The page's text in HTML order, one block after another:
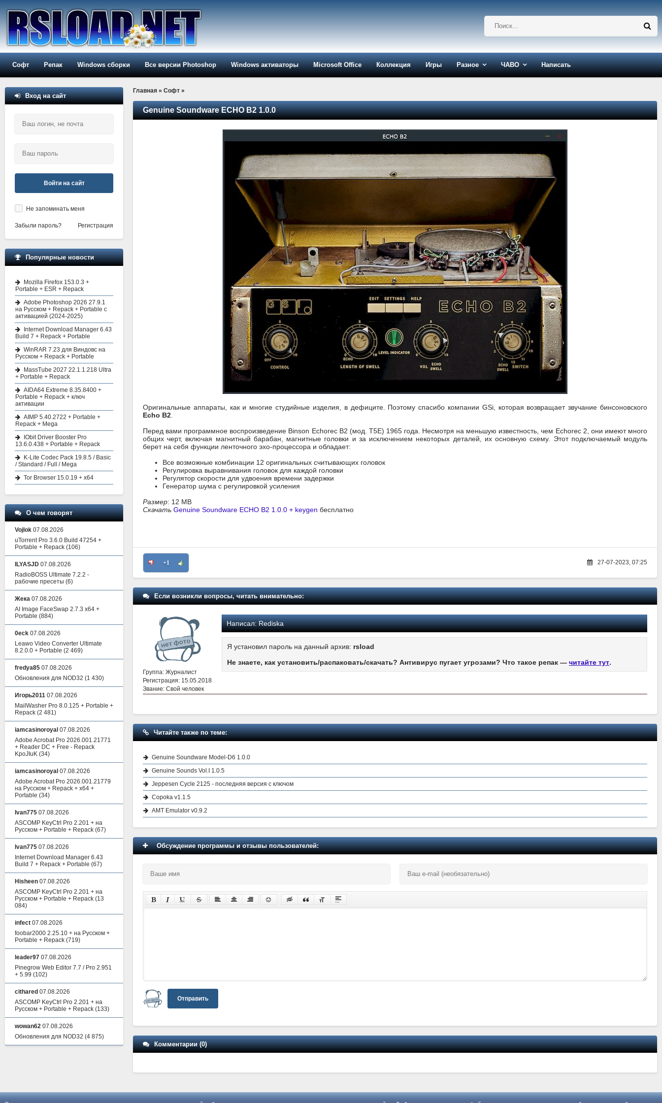
Софт Репак Windows сборки Все версии Photoshop Windows активаторы Microsoft Office Коллекция Игры Разное ЧАВО Написать
Главная » Софт »
Genuine Soundware ECHO B2 1.0.0
Оригинальные аппараты, как и многие студийные изделия, в дефиците. Поэтому спасибо компании GSi, которая возвращает звучание бинсоновского
Echo B2
Перед вами программное воспроизведение Binson Echorec B2 (мод. T5E) 1965 года. Несмотря на меньшую известность, чем Echorec 2, они имеют много
общих черт, включая магнитный барабан, магнитные головки и за исключением некоторых деталей, их основную схему. Этот подключаемый модуль
берет на себя функции ленточного эхо-процессора и обладает:
Все возможные комбинации 12 оригинальных считывающих головок
Регулировка выравнивания головок для каждой головки
Регулятор скорости для удвоения времени задержки
Генератор шума с регулировкой усиления
Размер: 12 MB
Скачать Genuine Soundware ECHO B2 1.0.0 + keygen бесплатно
+1 27-07-2023, 07:25
Если возникли вопросы, читать внимательно:
Группа: Журналист
Регистрация: 15.05.2018
Звание: Свой человек
Написал:Rediska
Я установил пароль на данный архив: rsload
Не знаете, как установить/распаковать/скачать? Антивирус пугает угрозами? Что такое репак — читайте тут.
Читайте также по теме:
Genuine Soundware Model-D6 1.0.0
Genuine Sounds Vol.I 1.0.5
Jeppesen Cycle 2125 - последняя версия с ключом
Copoka v1.1.5
AMT Emulator v0.9.2
Обсуждение программы и отзывы пользователей:
Отправить
Комментарии (0)
Вход на сайт
Войти на сайт
Не запоминать меня
Забыли пароль? Регистрация
Популярные новости
Mozilla Firefox 153.0.3 +
Portable + ESR + Repack
Adobe Photoshop 2026 27.9.1
на Русском + Repack + Portable с
активацией (2024-2025)
Internet Download Manager 6.43
Build 7 + Repack + Portable
WinRAR 7.23 для Виндовс на
Русском + Repack + Portable
MassTube 2027 22.1.1.218 Ultra
+ Portable + Repack
AIDA64 Extreme 8.35.8400 +
Portable + Repack + ключ
активации
AIMP 5.40.2722 + Portable +
Repack + Mega
IObit Driver Booster Pro
13.6.0.438 + Portable + Repack
K-Lite Codec Pack 19.8.5 / Basic
/ Standard / Full / Mega
Tor Browser 15.0.19 + x64
О чем говорят
Vojlok 07.08.2026
uTorrent Pro 3.6.0 Build 47254 +
Portable + Repack (106)
ILYASJD 07.08.2026
RadioBOSS Ultimate 7.2.2 -
рабочие пресеты (6)
Жека 07.08.2026
AI Image FaceSwap 2.7.3 x64 +
Portable (884)
0eck 07.08.2026
Leawo Video Converter Ultimate
8.2.0.0 + Portable (2 469)
fredya85 07.08.2026
Обновления для NOD32 (1 430)
Игорь2011 07.08.2026
MailWasher Pro 8.0.125 + Portable +
Repack (2 481)
iamcasinoroyal 07.08.2026
Adobe Acrobat Pro 2026.001.21771
+ Reader DC + Free - Repack
KpoJIuK (34)
iamcasinoroyal 07.08.2026
Adobe Acrobat Pro 2026.001.21779
на Русском + Repack + x64 +
Portable (34)
Ivan775 07.08.2026
ASCOMP KeyCtrl Pro 2.201 + на
Русском + Portable + Repack (67)
Ivan775 07.08.2026
Internet Download Manager 6.43
Build 7 + Repack + Portable (67)
Hisheen 07.08.2026
ASCOMP KeyCtrl Pro 2.201 + на
Русском + Portable + Repack (13
084)
infect 07.08.2026
foobar2000 2.25.10 + на Русском +
Portable + Repack (719)
leader97 07.08.2026
Pinegrow Web Editor 7.7 / Pro 2.951
+ 5.99 (102)
cithared 07.08.2026
ASCOMP KeyCtrl Pro 2.201 + на
Русском + Portable + Repack (133)
wowan62 07.08.2026
Обновления для NOD32 (4 875)